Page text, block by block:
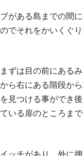
がある島までの間
でそれをかいくぐ
ずは目の前にある
ら右にある階段か
見つける事ができ後
いる扉のところま